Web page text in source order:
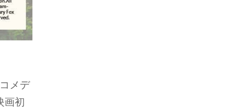
メデ
画初